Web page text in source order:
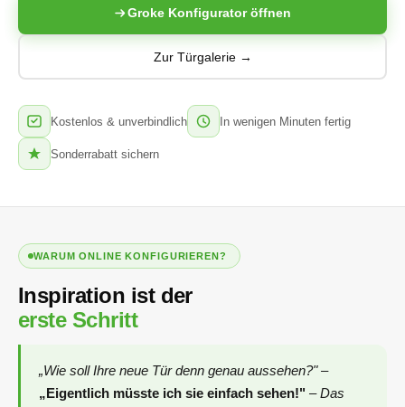
Groke Konfigurator öffnen
Zur Türgalerie →
Kostenlos & unverbindlich In wenigen Minuten fertig
Sonderrabatt sichern
WARUM ONLINE KONFIGURIEREN?
Inspiration ist der
erste Schritt
„Wie soll Ihre neue Tür denn genau aussehen?" –
„Eigentlich müsste ich sie einfach sehen!" – Das